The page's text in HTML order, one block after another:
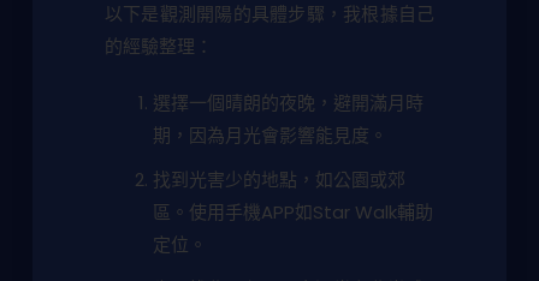
以下是觀測開陽的具體步驟，我根據自己
的經驗整理：
選擇一個晴朗的夜晚，避開滿月時
期，因為月光會影響能見度。
找到光害少的地點，如公園或郊
區。使用手機APP如Star Walk輔助
定位。